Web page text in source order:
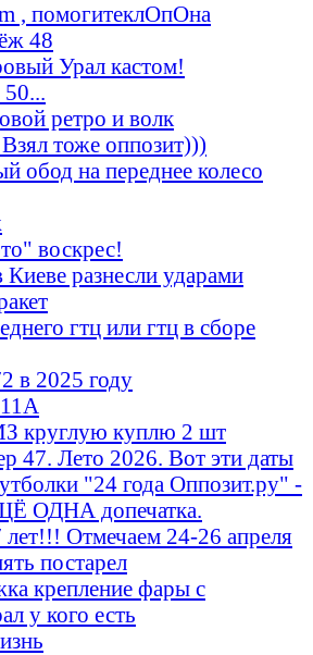
, помогитеклОпОна
48
Урал кастом!
ретро и волк
тоже оппозит)))
обод на переднее колесо
воскрес!
разнесли ударами
гтц или гтц в сборе
в 2025 году
круглую куплю 2 шт
47. Лето 2026. Вот эти даты
"24 года Оппозит.ру" -
ОДНА допечатка.
Отмечаем 24-26 апреля
постарел
крепление фары с
у кого есть